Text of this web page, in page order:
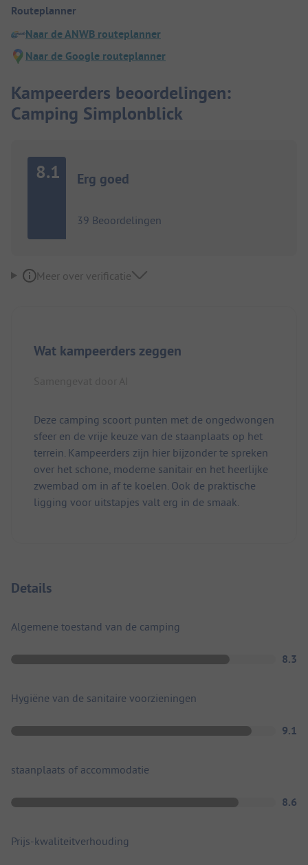
Routeplanner
Naar de ANWB routeplanner
Naar de Google routeplanner
Kampeerders beoordelingen:
Camping Simplonblick
8.1 Erg goed
39 Beoordelingen
Meer over verificatie
Wat kampeerders zeggen
Deze camping scoort punten met de ongedwongen
sfeer en de vrije keuze van de staanplaats op het
terrein. Kampeerders zijn hier bijzonder te spreken
over het schone, moderne sanitair en het heerlijke
zwembad om in af te koelen. Ook de praktische
ligging voor uitstapjes valt erg in de smaak.
Details
Algemene toestand van de camping
8.3
Hygiëne van de sanitaire voorzieningen
9.1
staanplaats of accommodatie
8.6
Prijs-kwaliteitverhouding